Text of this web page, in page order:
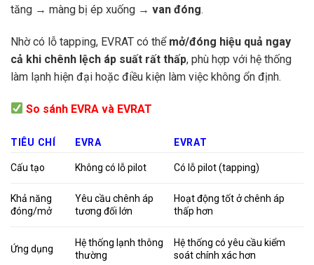
tăng → màng bị ép xuống → van đóng.
Nhờ có lỗ tapping, EVRAT có thể mở/đóng hiệu quả ngay
cả khi chênh lệch áp suất rất thấp, phù hợp với hệ thống
làm lạnh hiện đại hoặc điều kiện làm việc không ổn định.
So sánh EVRA và EVRAT
TIÊU CHÍ EVRA EVRAT
Cấu tạo Không có lỗ pilot Có lỗ pilot (tapping)
Khả năng
đóng/mở
Yêu cầu chênh áp
tương đối lớn
Hoạt động tốt ở chênh áp
thấp hơn
Ứng dụng
Hệ thống lạnh thông
thường
Hệ thống có yêu cầu kiểm
soát chính xác hơn